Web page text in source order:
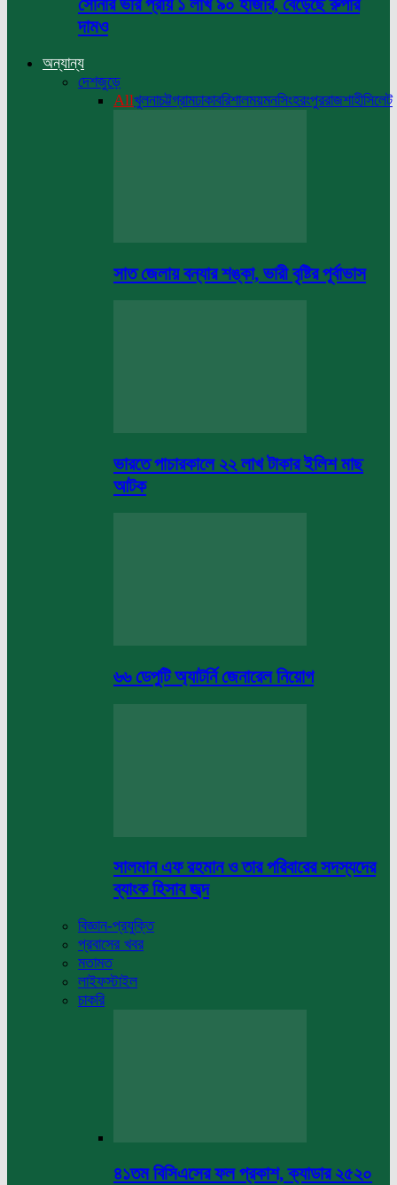
সোনার ভরি প্রায় ১ লাখ ৯০ হাজার, বেড়েছে রুপার
দামও
অন্যান্য
দেশজুড়ে
Allখুলনাচট্টগ্রামঢাকাবরিশালময়মনসিংহরংপুররাজশাহীসিলেট
সাত জেলায় বন্যার শঙ্কা, ভারী বৃষ্টির পূর্বাভাস
ভারতে পাচারকালে ২২ লাখ টাকার ইলিশ মাছ
আটক
৬৬ ডেপুটি অ্যাটর্নি জেনারেল নিয়োগ
সালমান এফ রহমান ও তার পরিবারের সদস্যদের
ব্যাংক হিসাব জব্দ
বিজ্ঞান-প্রযুক্তি
প্রবাসের খবর
মতামত
লাইফস্টাইল
চাকরি
৪১তম বিসিএসের ফল প্রকাশ, ক্যাডার ২৫২০